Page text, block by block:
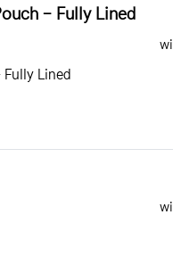
- Fully Lined
등
Fully Lined
등